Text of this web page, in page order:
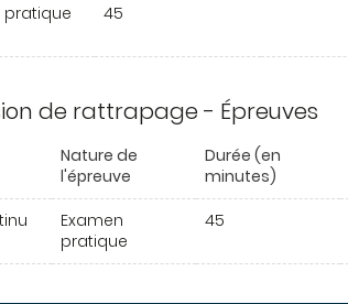
pratique 45
de rattrapage - Épreuves
Nature de
l'épreuve
Durée (en
minutes)
Examen
pratique
45